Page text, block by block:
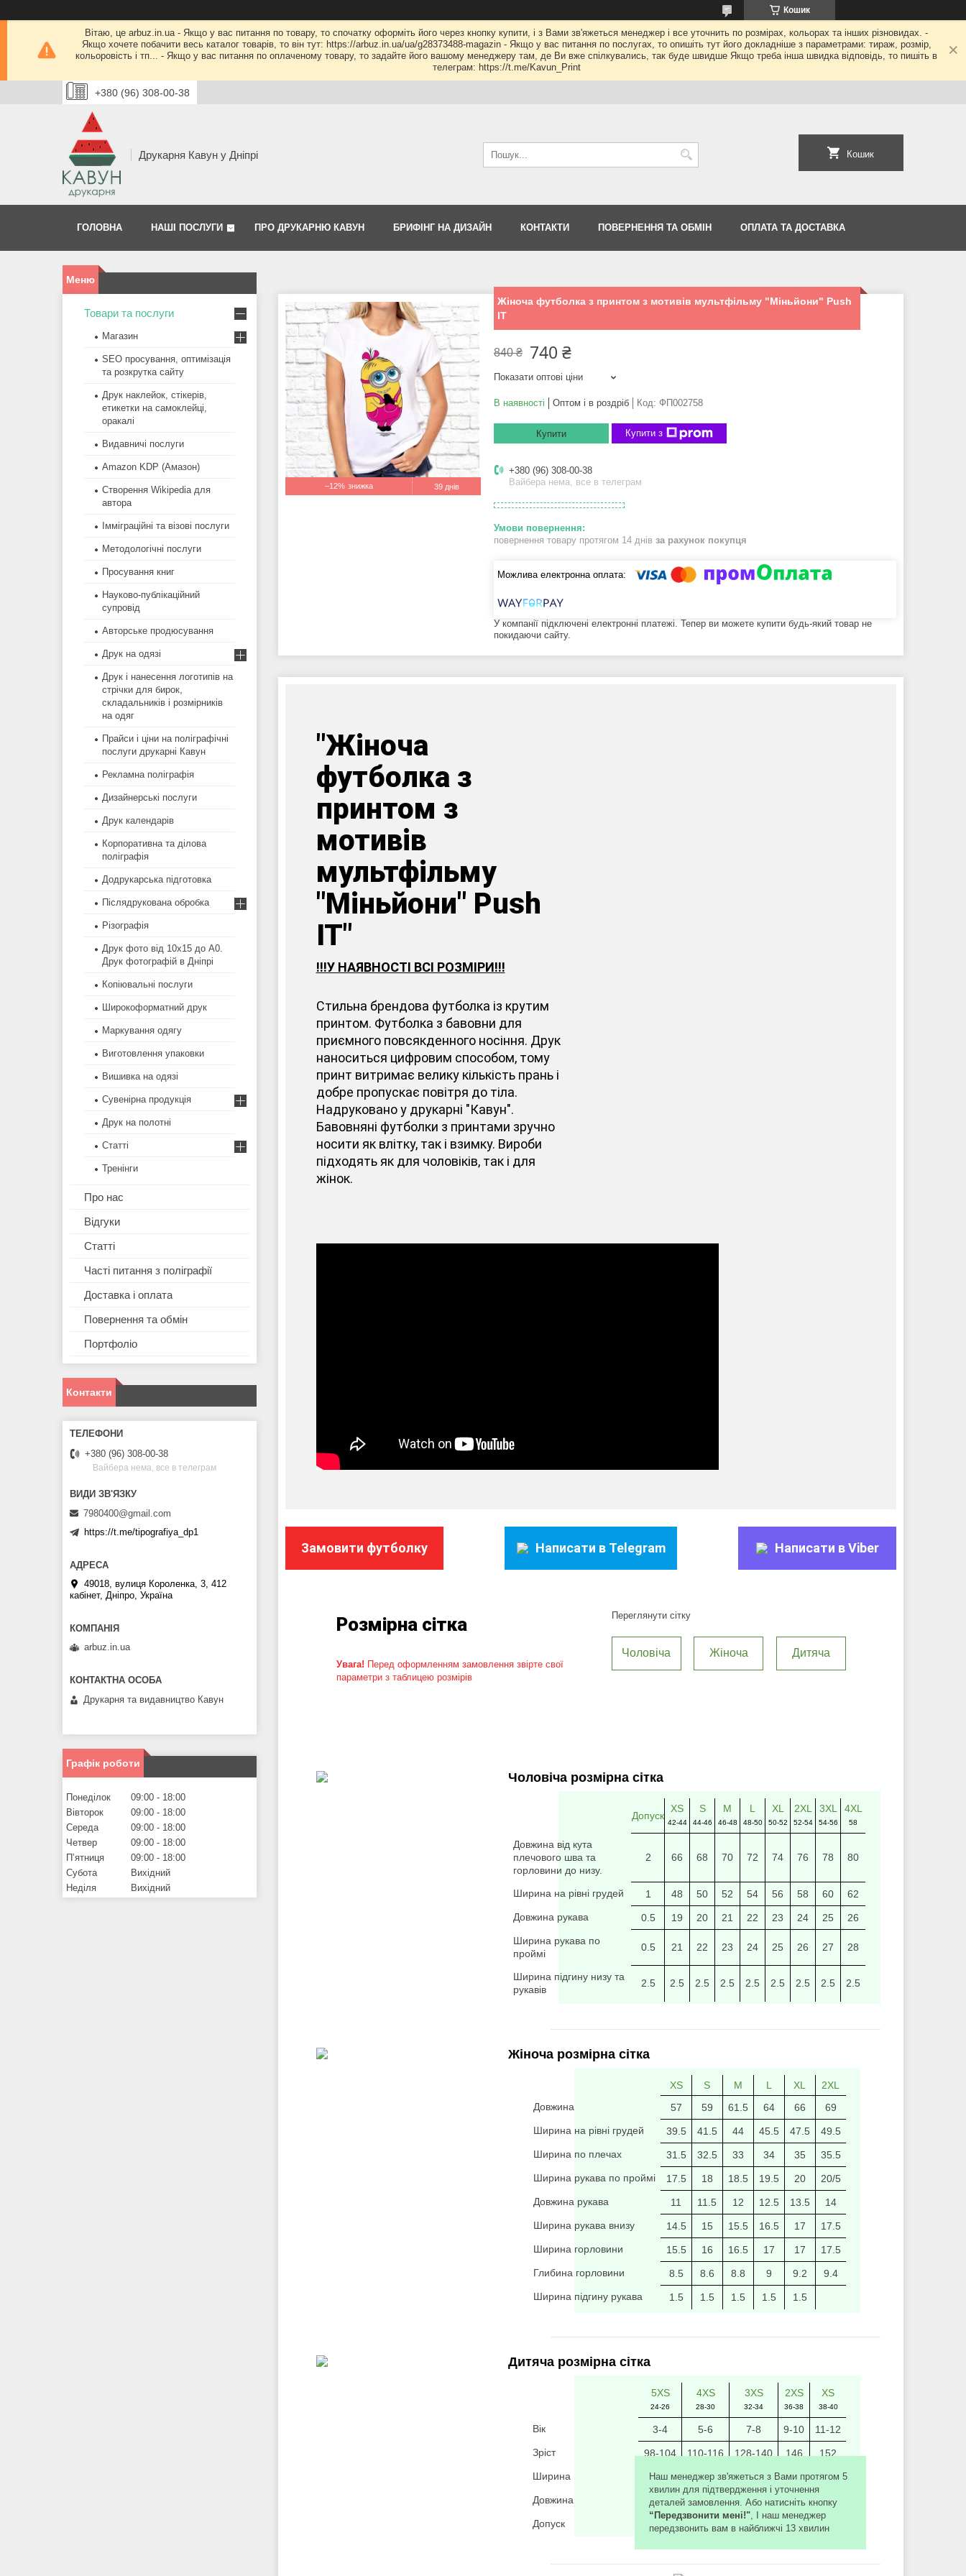
Кошик
Вітаю, це arbuz.in.ua - Якщо у вас питання по товару, то спочатку оформіть його через кнопку купити, і з Вами зв'яжеться менеджер і все уточнить по розмірах, кольорах та інших різновидах. -
Якщо хочете побачити весь каталог товарів, то він тут: https://arbuz.in.ua/ua/g28373488-magazin - Якщо у вас питання по послугах, то опишіть тут його докладніше з параметрами: тираж, розмір,
кольоровість і тп... - Якщо у вас питання по оплаченому товару, то задайте його вашому менеджеру там, де Ви вже спілкувались, так буде швидше Якщо треба інша швидка відповідь, то пишіть в
телеграм: https://t.me/Kavun_Print
+380 (96) 308-00-38
Друкарня Кавун у Дніпрі Кошик
ГОЛОВНА НАШІ ПОСЛУГИ ПРО ДРУКАРНЮ КАВУН БРИФІНГ НА ДИЗАЙН КОНТАКТИ ПОВЕРНЕННЯ ТА ОБМІН ОПЛАТА ТА ДОСТАВКА
–12% 39 днів
Жіноча футболка з принтом з мотивів мультфільму "Міньйони" Push
IT
840 ₴ 740 ₴
Показати оптові ціни
В наявності Оптом і в роздріб Код: ФП002758
Купити Купити з
+380 (96) 308-00-38
Вайбера нема, все в телеграм
повернення товару протягом 14 днів за рахунок покупця
У компанії підключені електронні платежі. Тепер ви можете купити будь-який товар не
покидаючи сайту.
"Жіноча
футболка з
принтом з
мотивів
мультфільму
"Міньйони" Push
IT"
!!!У НАЯВНОСТІ ВСІ РОЗМІРИ!!!
Стильна брендова футболка із крутим
принтом. Футболка з бавовни для
приємного повсякденного носіння. Друк
наноситься цифровим способом, тому
принт витримає велику кількість прань і
добре пропускає повітря до тіла.
Надруковано у друкарні "Кавун".
Бавовняні футболки з принтами зручно
носити як влітку, так і взимку. Вироби
підходять як для чоловіків, так і для
жінок.
Замовити футболку Написати в Telegram Написати в Viber
Розмірна сітка
Увага! Перед оформленням замовлення звірте свої
параметри з таблицею розмірів
Переглянути сітку
Чоловіча Жіноча Дитяча
Чоловіча розмірна сітка
Допуск
XS
42-44
S
44-46
M
46-48
L
48-50
XL
50-52
2XL
52-54
3XL
54-56
4XL
58
Довжина від кута
плечового шва та
горловини до низу.
2 66 68 70 72 74 76 78 80
Ширина на рівні грудей 1 48 50 52 54 56 58 60
62
Довжина рукава
0.5 19 20 21 22 23 24 25
26
Ширина рукава по
проймі
0.5 21 22 23 24 25 26 27 28
Ширина підгину низу та
рукавів
2.5 2.5 2.5 2.5 2.5 2.5 2.5 2.5 2.5
Жіноча розмірна сітка
XS S M L XL
2XL
Довжина
57 59 61.5 64 66
69
Ширина на рівні грудей
39.5 41.5 44 45.5 47.5
49.5
Ширина по плечах
31.5 32.5 33 34 35
35.5
Ширина рукава по проймі
17.5 18 18.5 19.5 20
20/5
Довжина рукава
11 11.5 12 12.5 13.5
14
Ширина рукава внизу
14.5 15 15.5 16.5 17
17.5
Ширина горловини
15.5 16 16.5 17 17
17.5
Глибина горловини
8.5 8.6 8.8 9 9.2
9.4
Ширина підгину рукава
1.5 1.5 1.5 1.5 1.5
Дитяча розмірна сітка
5XS
24-26
4XS
28-30
3XS
32-34
2XS
36-38
XS
38-40
Вік 3-4 5-6 7-8 9-10
11-12
Зріст
98-104 110-116 128-140 146
152
Ширина
31 34 37 40
43
Довжина
45 48 51 54
57
Допуск
1 1 1 1 1
Наш менеджер зв'яжеться з Вами протягом 5
хвилин для підтвердження і уточнення
деталей замовлення. Або натисніть кнопку
“Передзвонити мені!" , І наш менеджер
передзвонить вам в найближчі 13 хвилин
Товари та послуги
Магазин
SEO просування, оптимізація
та розкрутка сайту
Друк наклейок, стікерів,
етикетки на самоклейці,
оракалі
Видавничі послуги
Amazon KDP (Амазон)
Створення Wikipedia для
автора
Імміграційні та візові послуги
Методологічні послуги
Просування книг
Науково-публікаційний
супровід
Авторське продюсування
Друк на одязі
Друк і нанесення логотипів на
стрічки для бирок,
складальників і розмірників
на одяг
Прайси і ціни на поліграфічні
послуги друкарні Кавун
Рекламна поліграфія
Дизайнерські послуги
Друк календарів
Корпоративна та ділова
поліграфія
Додрукарська підготовка
Післядрукована обробка
Різографія
Друк фото від 10х15 до А0.
Друк фотографій в Дніпрі
Копіювальні послуги
Широкоформатний друк
Маркування одягу
Виготовлення упаковки
Вишивка на одязі
Сувенірна продукція
Друк на полотні
Статті
Тренінги
Про нас
Відгуки
Статті
Часті питання з поліграфії
Доставка і оплата
Повернення та обмін
Портфоліо
Контакти
+380 (96) 308-00-38
Вайбера нема, все в телеграм
7980400@gmail.com
https://t.me/tipografiya_dp1
49018, вулиця Короленка, 3, 412
кабінет, Дніпро, Україна
arbuz.in.ua
Друкарня та видавництво Кавун
Графік роботи
Понеділок 09:00
18:00
Вівторок
09:00
18:00
Середа
09:00
18:00
Четвер
09:00
18:00
Пʼятниця
09:00
18:00
Субота
Вихідний
Неділя
Вихідний